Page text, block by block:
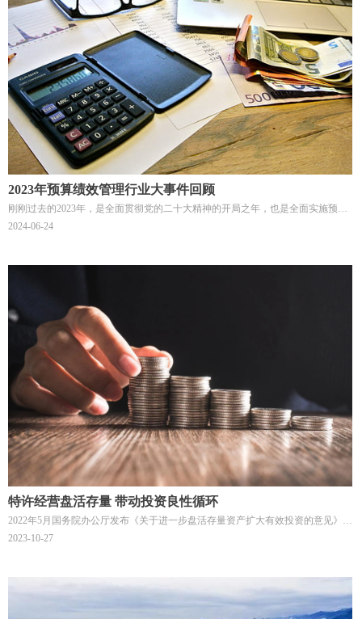
2023年预算绩效管理行业大事件回顾
刚刚过去的2023年，是全面贯彻党的二十大精神的开局之年，也是全面实施预算
绩效管理的第五年，全方位、全过程、全覆盖的预算绩效管理体系基本建成。各
政策、重要会议等方面整理了2023年度行业情况，供大家学习参考。
2024-06-24
特许经营盘活存量 带动投资良性循环
2022年5月国务院办公厅发布《关于进一步盘活存量资产扩大有效投资的意见》
（国办发〔2022〕19号）提出，要重点盘活存量规模较大、当前收益较好或增长
2023-10-27